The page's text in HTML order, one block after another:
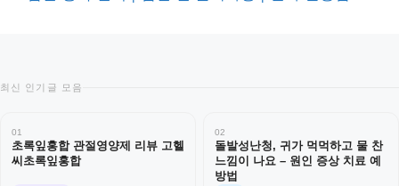
최신 인기글 모음
01
초록잎홍합 관절영양제 리뷰 고헬
씨초록잎홍합
02
돌발성난청, 귀가 먹먹하고 물 찬
느낌이 나요 – 원인 증상 치료 예
방법